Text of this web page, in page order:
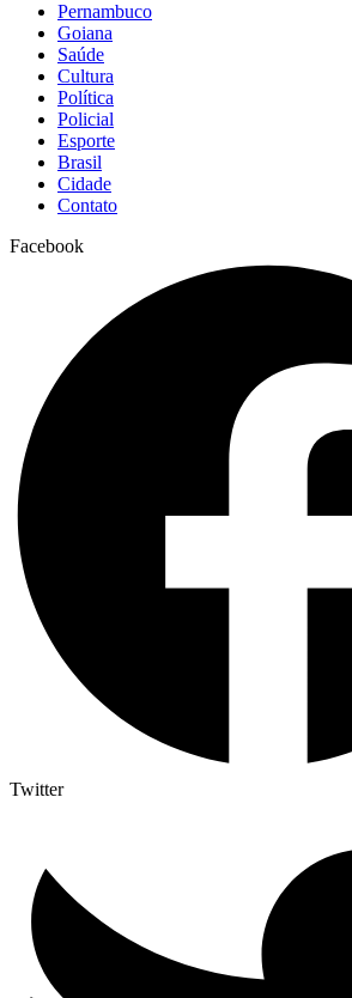
Pernambuco
Goiana
Saúde
Cultura
Política
Policial
Esporte
Brasil
Cidade
Contato
Facebook
Twitter